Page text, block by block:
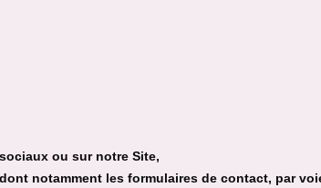
ou sur notre Site,
notamment les formulaires de contact, par